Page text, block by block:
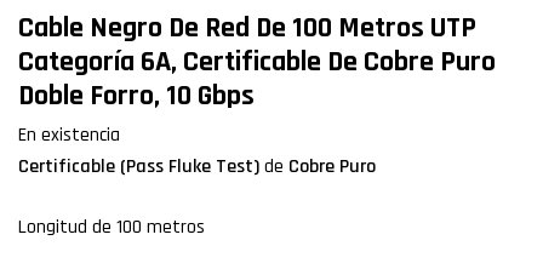
Cable Negro De Red De 100 Metros UTP
Categoría 6A, Certificable De Cobre Puro
Doble Forro, 10 Gbps
En existencia
Certificable (Pass Fluke Test)de Cobre Puro
Longitud de 100 metros